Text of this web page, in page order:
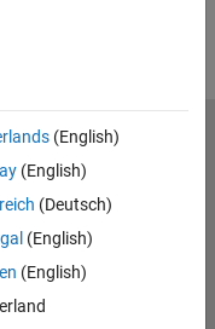
(English)
(English)
(Deutsch)
(English)
(English)
Estado de las aplicaciones
Seleccione un país/